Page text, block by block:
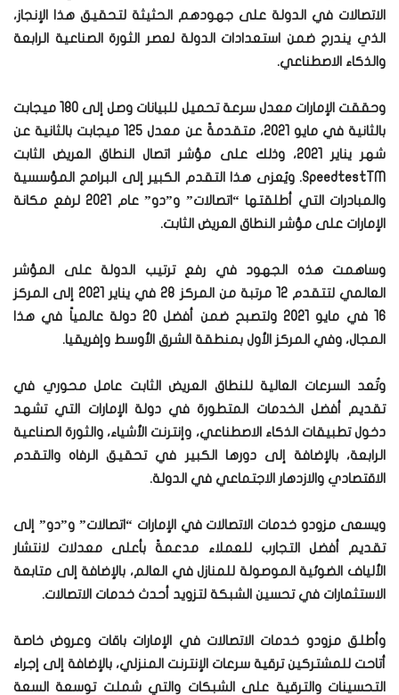
الاتصالات في الدولة على جهودهم الحثيثة لتحقيق هذا الإنجاز،
الذي يندرج ضمن استعدادات الدولة لعصر الثورة الصناعية الرابعة
والذكاء الاصطناعي.
وحققت الإمارات معدل سرعة تحميل للبيانات وصل إلى 180 ميجابت
بالثانية في مايو 2021، متقدمةً عن معدل 125 ميجابت بالثانية عن
شهر يناير 2021، وذلك على مؤشر اتصال النطاق العريض الثابت
SpeedtestTM. ويُعزى هذا التقدم الكبير إلى البرامج المؤسسية
والمبادرات التي أطلقتها “اتصالات” و”دو” عام 2021 لرفع مكانة
الإمارات على مؤشر النطاق العريض الثابت.
وساهمت هذه الجهود في رفع ترتيب الدولة على المؤشر
العالمي لتتقدم 12 مرتبة من المركز 28 في يناير 2021 إلى المركز
16 في مايو 2021 ولتصبح ضمن أفضل 20 دولة عالمياً في هذا
المجال، وفي المركز الأول بمنطقة الشرق الأوسط وإفريقيا.
وتُعد السرعات العالية للنطاق العريض الثابت عامل محوري في
تقديم أفضل الخدمات المتطورة في دولة الإمارات التي تشهد
دخول تطبيقات الذكاء الاصطناعي، وإنترنت الأشياء، والثورة الصناعية
الرابعة، بالإضافة إلى دورها الكبير في تحقيق الرفاه والتقدم
الاقتصادي والازدهار الاجتماعي في الدولة.
ويسعى مزودو خدمات الاتصالات في الإمارات “اتصالات” و”دو” إلى
تقديم أفضل التجارب للعملاء مدعمةً بأعلى معدلات لانتشار
الألياف الضوئية الموصولة للمنازل في العالم، بالإضافة إلى متابعة
الاستثمارات في تحسين الشبكة لتزويد أحدث خدمات الاتصالات.
وأطلق مزودو خدمات الاتصالات في الإمارات باقات وعروض خاصة
أتاحت للمشتركين ترقية سرعات الإنترنت المنزلي، بالإضافة إلى إجراء
التحسينات والترقية على الشبكات والتي شملت توسعة السعة